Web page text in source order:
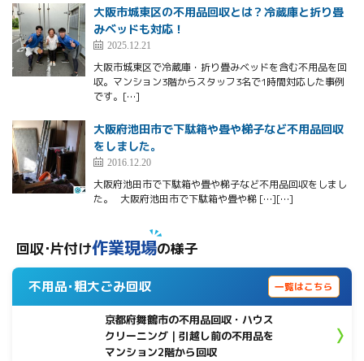
大阪市城東区の不用品回収とは？冷蔵庫と折り畳
みベッドも対応！
2025.12.21
大阪市城東区で冷蔵庫・折り畳みベッドを含む不用品を回
収。マンション3階からスタッフ3名で1時間対応した事例
です。[…]
大阪府池田市で下駄箱や畳や梯子など不用品回収
をしました。
2016.12.20
大阪府池田市で下駄箱や畳や梯子など不用品回収をしまし
た。 大阪府池田市で下駄箱や畳や梯 […][…]
回収･片付け作業現場の様子
不用品･粗大ごみ回収 一覧はこちら
京都府舞鶴市の不用品回収・ハウス
クリーニング｜引越し前の不用品を
マンション2階から回収